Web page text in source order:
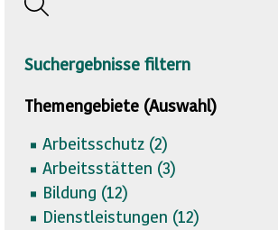
Suchergebnisse filtern
Themengebiete (Auswahl)
Arbeitsschutz (2)
Arbeitsstätten (3)
Bildung (12)
Dienstleistungen (12)